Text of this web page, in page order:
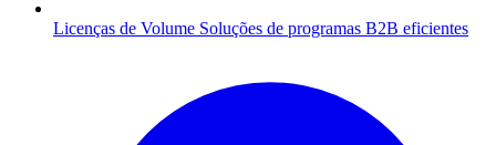
Licenças de Volume Soluções de programas B2B eficientes